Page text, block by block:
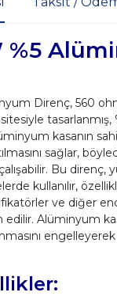
%5
Direnç, 560
tasarlanmış,
kasanın sahip
sağlar,
Bu direnç,
kullanılır,
ve diğer
Alüminyum